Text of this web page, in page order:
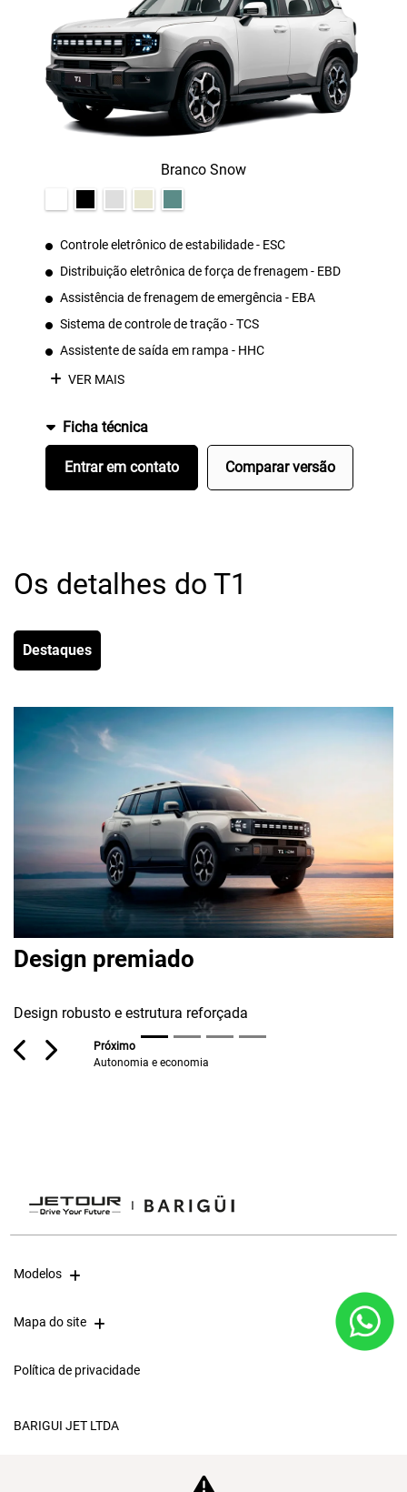
Branco Snow
Controle eletrônico de estabilidade - ESC
Distribuição eletrônica de força de frenagem - EBD
Assistência de frenagem de emergência - EBA
Sistema de controle de tração - TCS
Assistente de saída em rampa - HHC
VER MAIS
Ficha técnica
Entrar em contato Comparar versão
Os detalhes do T1
Destaques
Autonomia e economia
Alternância inteligente entre 6+ modos
terreno
PreviousNext
Modelos
Mapa do site
Política de privacidade
BARIGUI JET LTDA